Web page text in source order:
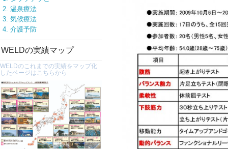
温泉療法
気候療法
介護予防
WELDの実績マップ
WELDのこれまでの実績をマップ化
したページはこちらから